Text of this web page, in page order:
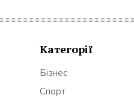
Категорії
Бізнес
Спорт